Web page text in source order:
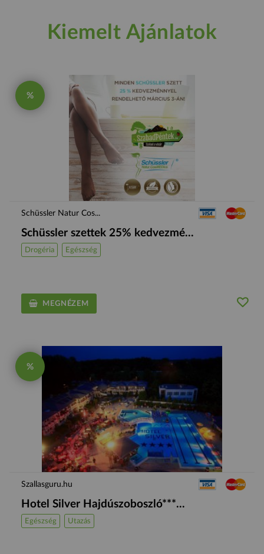
Kiemelt Ajánlatok
%
Schüssler Natur Cos...
Schüssler szettek 25% kedvezmé...
Drogéria Egészség
MEGNÉZEM
%
Szallasguru.hu
Hotel Silver Hajdúszoboszló***...
Egészség Utazás